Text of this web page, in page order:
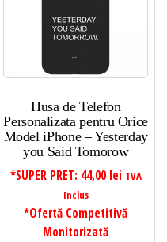
Husa de Telefon
Personalizata pentru Orice
Model iPhone – Yesterday
you Said Tomorow
*SUPER PRET: 44,00 lei TVA
Inclus
*Ofertă Competitivă
Monitorizată